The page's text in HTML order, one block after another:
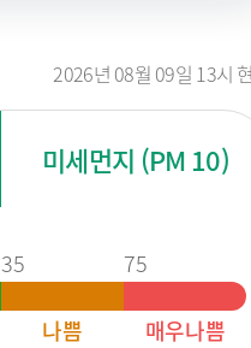
2026년 08월 09일 13시
미세먼지 (PM 10)
35
나쁨
75
매우나쁨